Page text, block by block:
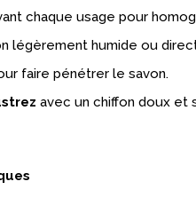
chaque usage pour
légèrement humide ou
faire pénétrer le savon.
avec un chiffon doux et